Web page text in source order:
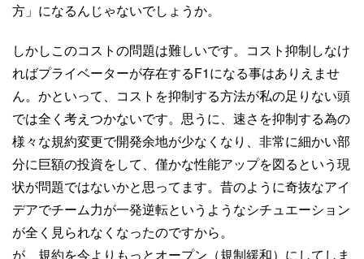
方」になるんじゃないでしょうか。
しかしこのコストの問題は難しいです。コスト抑制しなけ
ればプライベーターが存在するF1になる事はありえませ
ん。かといって、コストを抑制する方法が私の足りない頭
では全く考えつかないです。思うに、速さを抑制する為の
様々な規約変更で開発余地が少なくなり、非常に細かい部
分に巨額の投資をして、僅かな性能アップを図るという現
状が問題ではないかと思ってます。昔のように奇抜なアイ
デアでチーム力が一発逆転というようなシチュエーション
が全く見られなくなったのですから。
が、規約を今よりもっとオープン（規制緩和）にしてしま